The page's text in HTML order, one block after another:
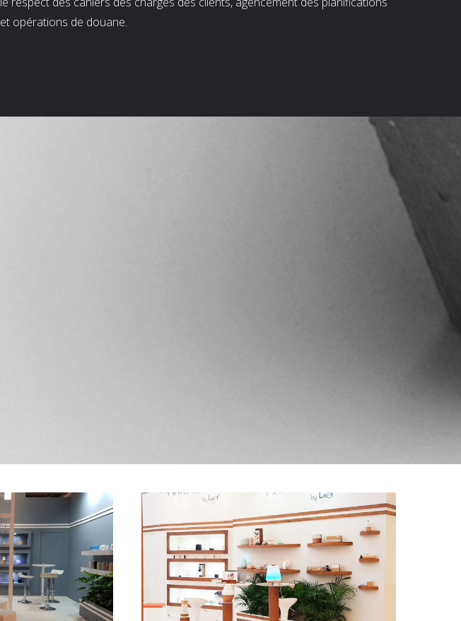
et opérations de douane.